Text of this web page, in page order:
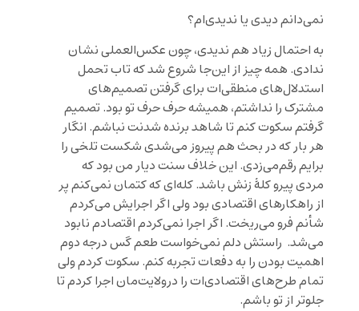
نمی‌دانم دیدی یا ندیدی‌ام؟
به احتمال زیاد هم ندیدی، چون عکس‌العملی نشان
ندادی. همه چیز از این‌جا شروع شد که تاب تحمل
استدلال‌های منطقی‌ات برای گرفتن تصمیم‌های
مشترک را نداشتم، همیشه حرف حرف تو بود. تصمیم
گرفتم سکوت کنم تا شاهد برنده شدنت نباشم. انگار
هر بار که در بحث هم پیروز می‌شدی شکست تلخی را
برایم رقم‌می‌زدی. این خلاف سنت دیار من بود که
مردی پیرو کلۀ زنش باشد. کله‎‌ای که کتمان نمی‌کنم پر
از راهکارهای اقتصادی بود ولی اگر اجرایش می‌کردم
شأنم فرو می‌ریخت. اگر اجرا نمی‌کردم اقتصادم نابود
می‌شد. ‌ راستش دلم نمی‌خواست طعم گس درجه دوم
اهمیت بودن را به دفعات تجربه کنم. سکوت کردم ولی
تمام طرح‌های اقتصادی‌ات را در‌ولایت‌‌مان اجرا کردم تا
جلوتر از تو باشم.